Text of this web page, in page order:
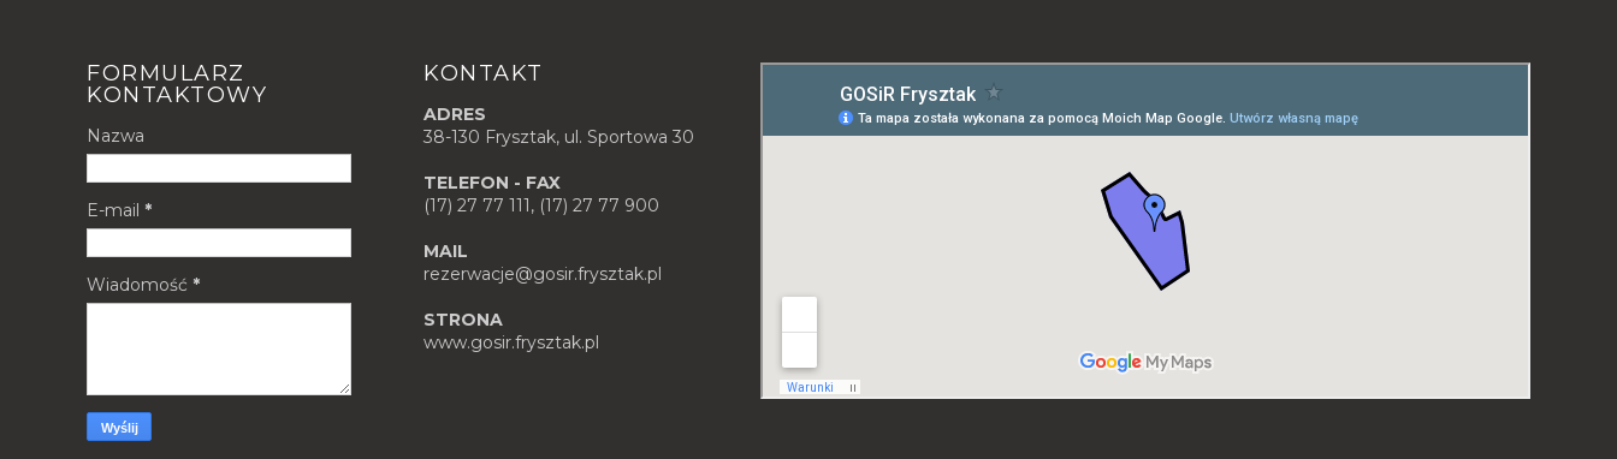
FORMULARZ
KONTAKTOWY
Nazwa
E-mail *
Wiadomość *
KONTAKT
ADRES
38-130 Frysztak, ul. Sportowa 30
TELEFON - FAX
(17) 27 77 111, (17) 27 77 900
MAIL
rezerwacje@gosir.frysztak.pl
STRONA
www.gosir.frysztak.pl